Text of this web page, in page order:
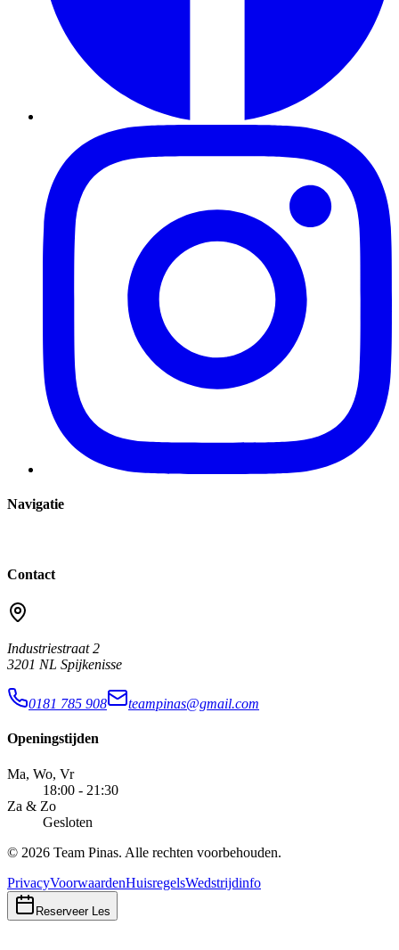
Navigatie
Contact
Industriestraat 2
3201 NL Spijkenisse
0181 785 908 teampinas@gmail.com
Openingstijden
Ma, Wo, Vr
18:00 - 21:30
Za & Zo
Gesloten
© 2026 Team Pinas. Alle rechten voorbehouden.
PrivacyVoorwaardenHuisregelsWedstrijdinfo
Reserveer Les